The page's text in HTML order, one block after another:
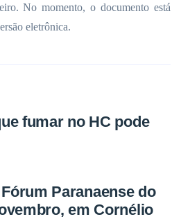
No momento, o documento está
eletrônica.
fumar no HC pode
Paranaense do
em Cornélio